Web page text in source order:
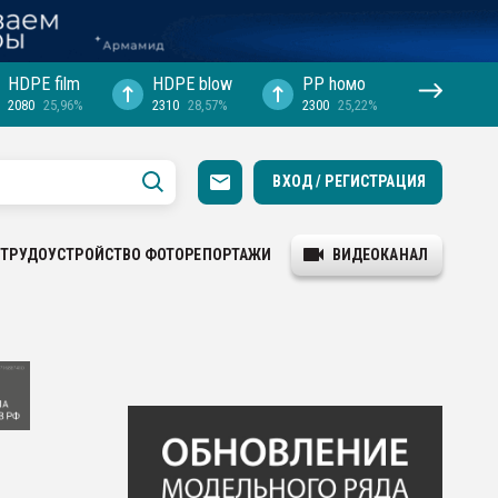
HDPE film
2080 25,96%
HDPE blow
2310 28,57%
PP hомо
2300 25,22%
ВХОД / РЕГИСТРАЦИЯ
ТРУДОУСТРОЙСТВО ФОТОРЕПОРТАЖИ ВИДЕОКАНАЛ